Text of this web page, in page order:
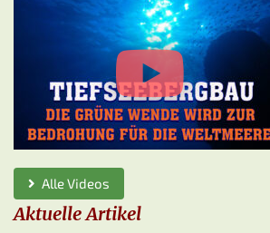
Alle Videos
Aktuelle Artikel